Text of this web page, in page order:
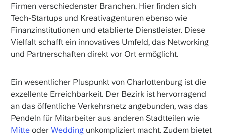
Firmen verschiedenster Branchen. Hier finden sich
Tech-Startups und Kreativagenturen ebenso wie
Finanzinstitutionen und etablierte Dienstleister. Diese
Vielfalt schafft ein innovatives Umfeld, das Networking
und Partnerschaften direkt vor Ort ermöglicht.
Ein wesentlicher Pluspunkt von Charlottenburg ist die
exzellente Erreichbarkeit. Der Bezirk ist hervorragend
an das öffentliche Verkehrsnetz angebunden, was das
Pendeln für Mitarbeiter aus anderen Stadtteilen wie
Mitteoder Weddingunkompliziert macht. Zudem bietet